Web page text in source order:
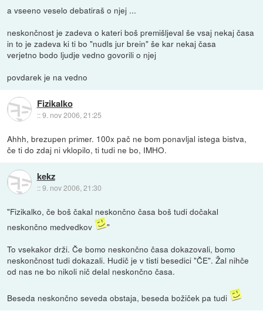
a vseeno veselo debatiraš o njej ...
neskončnost je zadeva o kateri boš premišljeval še vsaj nekaj časa
in to je zadeva ki ti bo "nudls jur brein" še kar nekaj časa
verjetno bodo ljudje vedno govorili o njej
povdarek je na vedno
Fizikalko
::9. nov 2006, 21:25
Ahhh, brezupen primer. 100x pač ne bom ponavljal istega bistva,
če ti do zdaj ni vklopilo, ti tudi ne bo, IMHO.
kekz
::9. nov 2006, 21:30
"Fizikalko, če boš čakal neskončno časa boš tudi dočakal
neskončno medvedkov
"
To vsekakor drži. Če bomo neskončno časa dokazovali, bomo
neskončnost tudi dokazali. Hudič je v tisti besedici "ČE". Žal nihče
od nas ne bo nikoli nič delal neskončno časa.
Beseda neskončno seveda obstaja, beseda božiček pa tudi